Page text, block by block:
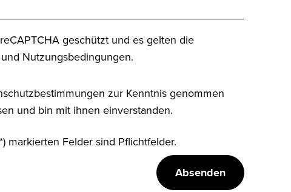
geschützt und es gelten die
und Nutzungsbedingungen.
zur Kenntnis genommen
und bin mit ihnen einverstanden.
markierten Felder sind Pflichtfelder.
Absenden